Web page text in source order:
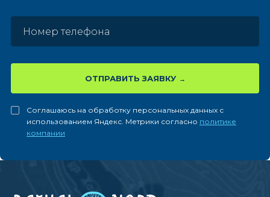
ОТПРАВИТЬ ЗАЯВКУ
Соглашаюсь на обработку персональных данных с
использованием Яндекс. Метрики согласно политике
компании